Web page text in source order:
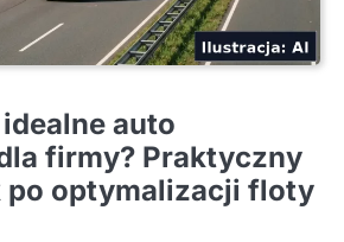
auto
firmy? Praktyczny
po optymalizacji floty